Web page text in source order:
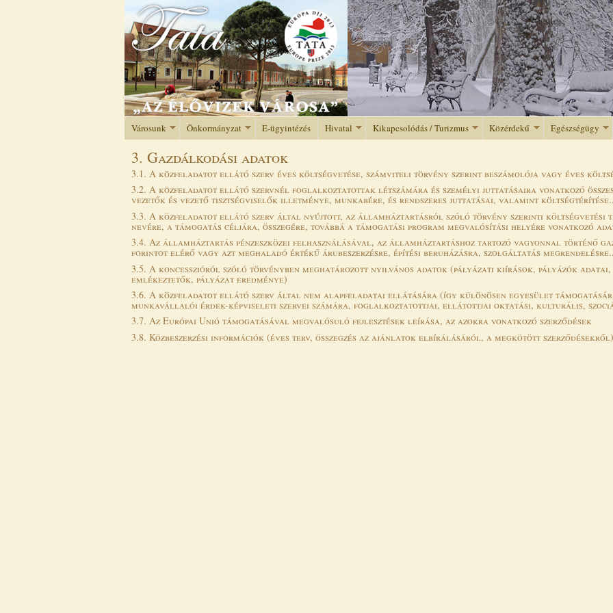
Jump to navigation
Városunk Önkormányzat E-ügyintézés Hivatal Kikapcsolódás / Turizmus Közérdekű Egészségügy
3. Gazdálkodási adatok
3.1. A közfeladatot ellátó szerv éves költségvetése, számviteli törvény szerint beszámolója vagy éves
3.2. A közfeladatot ellátó szervnél foglalkoztatottak létszámára és személyi juttatásaira vonatkozó
vezetők és vezető tisztségviselők illetménye, munkabére, és rendszeres juttatásai, valamint
3.3. A közfeladatot ellátó szerv által nyújtott, az államháztartásról szóló törvény szerinti költségvetési
nevére, a támogatás céljára, összegére, továbbá a támogatási program megvalósítási helyére vonatkozó
3.4. Az államháztartás pénzeszközei felhasználásával, az államháztartáshoz tartozó vagyonnal történő
forintot elérő vagy azt meghaladó értékű árubeszerzésre, építési beruházásra, szolgáltatás
3.5. A koncesszióról szóló törvényben meghatározott nyilvános adatok (pályázati kiírások, pályázók
emlékeztetők, pályázat eredménye)
3.6. A közfeladatot ellátó szerv által nem alapfeladatai ellátására (így különösen egyesület
munkavállalói érdek-képviseleti szervei számára, foglalkoztatottjai, ellátottjai oktatási, kulturális,
3.7. Az Európai Unió támogatásával megvalósuló fejlesztések leírása, az azokra vonatkozó szerződések
3.8. Közbeszerzési információk (éves terv, összegzés az ajánlatok elbírálásáról, a megkötött szerződésekről)